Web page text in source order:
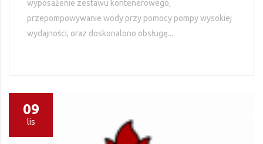
wyposażenie zestawu kontenerowego,
przepompowywanie wody przy pomocy pompy wysokiej
wydajności, oraz doskonalono obsługę...
09
lis